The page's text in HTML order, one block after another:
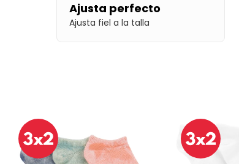
Ajusta perfecto
Ajusta fiel a la talla